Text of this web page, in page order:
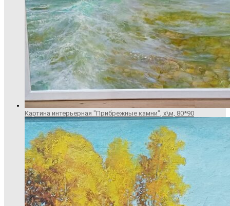
Картина интерьерная "Прибрежные камни", х\м, 80*90